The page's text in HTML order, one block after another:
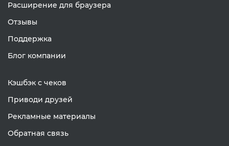
Расширение для браузера
Отзывы
Поддержка
Блог компании
Кэшбэк с чеков
Приводи друзей
Рекламные материалы
Обратная связь